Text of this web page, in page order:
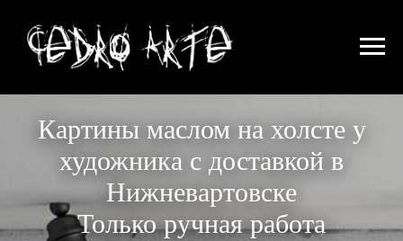
Картины маслом на холсте у
художника с доставкой в
Нижневартовске
Только ручная работа